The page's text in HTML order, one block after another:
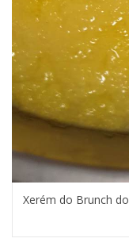
Xerém do Brunch